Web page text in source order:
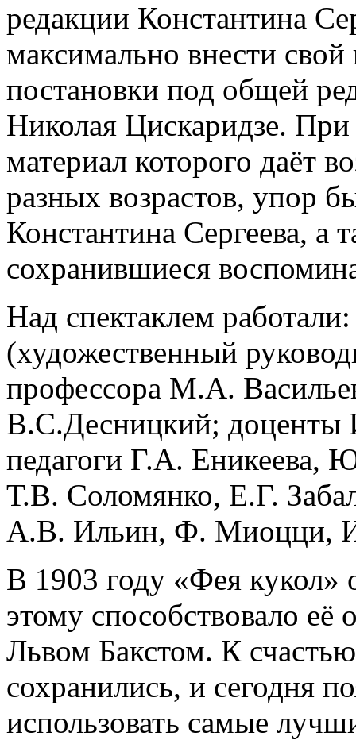
редакции Константина
максимально внести
постановки под общей
Николая Цискаридзе. При
материал которого даёт
разных возрастов, упор
Константина Сергеева, а
сохранившиеся
Над спектаклем
(художественный
профессора М.А.
В.С.Десницкий;
педагоги Г.А. Еникеева,
Т.В. Соломянко, Е.Г.
А.В. Ильин, Ф. Миоцци,
В 1903 году «Фея кукол»
этому способствовало
Львом Бакстом. К
сохранились, и сегодня
использовать самые